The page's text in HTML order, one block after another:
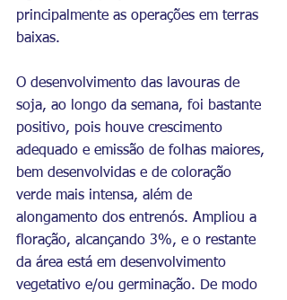
principalmente as operações em terras
baixas.
O desenvolvimento das lavouras de
soja, ao longo da semana, foi bastante
positivo, pois houve crescimento
adequado e emissão de folhas maiores,
bem desenvolvidas e de coloração
verde mais intensa, além de
alongamento dos entrenós. Ampliou a
floração, alcançando 3%, e o restante
da área está em desenvolvimento
vegetativo e/ou germinação. De modo